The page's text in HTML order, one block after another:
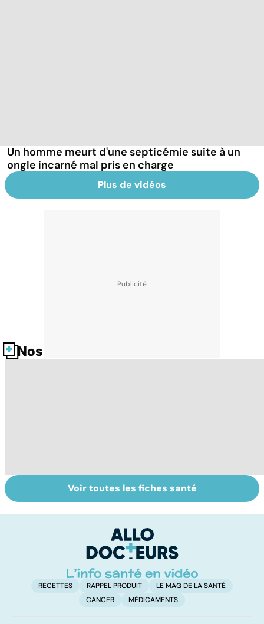
Un homme meurt d'une septicémie suite à un
ongle incarné mal pris en charge
Plus de vidéos
Nos fiches santé
Staphylocoque
doré : une
Laboratoires,
bienfaiteurs ou
Voir toutes les fiches santé
RECETTES RAPPEL PRODUIT
LE MAG DE LA SANTÉ
CANCER
MÉDICAMENTS